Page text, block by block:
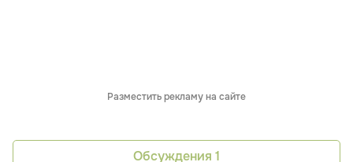
Разместить рекламу на сайте
Обсуждения 1